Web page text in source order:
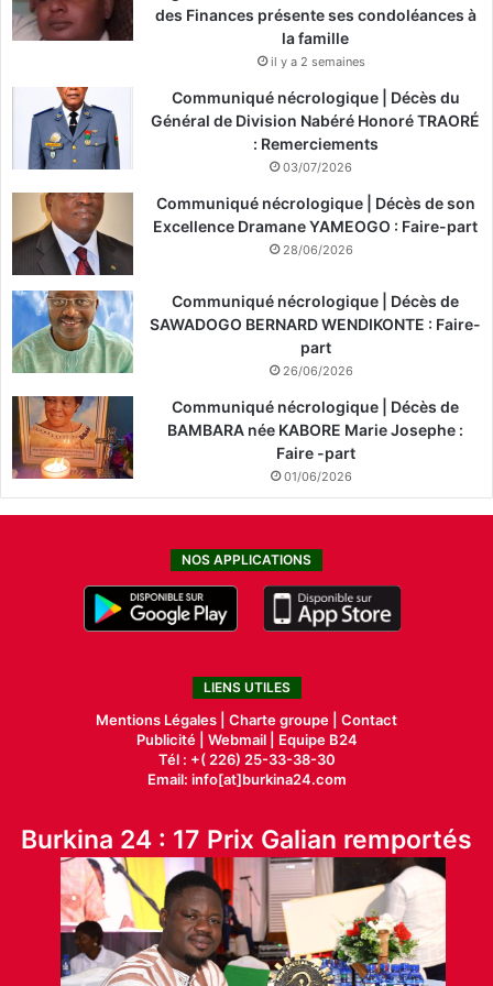
des Finances présente ses condoléances à
la famille
il y a 2 semaines
Communiqué nécrologique | Décès du
Général de Division Nabéré Honoré TRAORÉ
: Remerciements
03/07/2026
Communiqué nécrologique | Décès de son
Excellence Dramane YAMEOGO : Faire-part
28/06/2026
Communiqué nécrologique | Décès de
SAWADOGO BERNARD WENDIKONTE : Faire-
part
26/06/2026
Communiqué nécrologique | Décès de
BAMBARA née KABORE Marie Josephe :
Faire -part
01/06/2026
NOS APPLICATIONS
LIENS UTILES
Mentions Légales | Charte groupe | Contact
Publicité| Webmail |
Equipe B24
Tél : +( 226) 25-33-38-30
Email: info[at]burkina24.com
Burkina 24 : 17 Prix Galian remportés